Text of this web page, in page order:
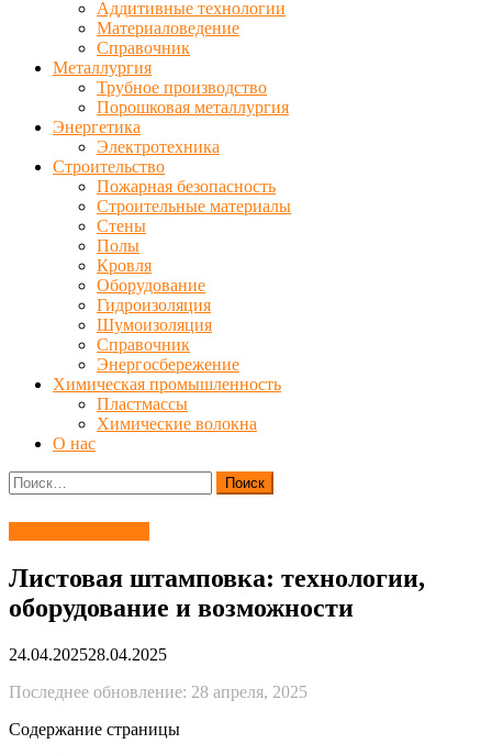
Аддитивные технологии
Материаловедение
Справочник
Металлургия
Трубное производство
Порошковая металлургия
Энергетика
Электротехника
Строительство
Пожарная безопасность
Строительные материалы
Стены
Полы
Кровля
Оборудование
Гидроизоляция
Шумоизоляция
Справочник
Энергосбережение
Химическая промышленность
Пластмассы
Химические волокна
О нас
Найти:
Листовая штамповка: технологии,
оборудование и возможности
24.04.202528.04.2025
Последнее обновление: 28 апреля, 2025
Содержание страницы